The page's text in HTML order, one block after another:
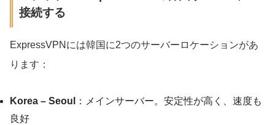
接続する
ExpressVPNには韓国に2つのサーバーロケーションがあ
ります：
Korea – Seoul
：メインサーバー。安定性が高く、速度も
良好